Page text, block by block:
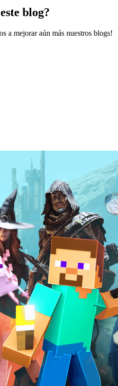
blog?
a mejorar aún más nuestros blogs!